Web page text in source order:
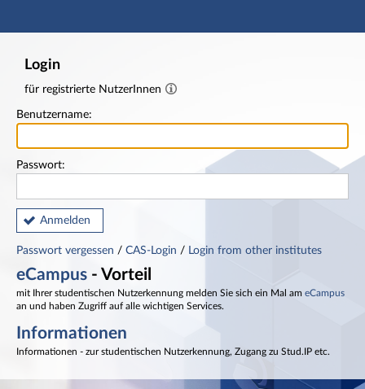
Hauptnavigation
Login
für registrierte NutzerInnen
Benutzername:
Passwort:
Anmelden
Passwort vergessen / CAS-Login / Login from other institutes
eCampus - Vorteil
mit Ihrer studentischen Nutzerkennung melden Sie sich ein Mal am eCampus
an und haben Zugriff auf alle wichtigen Services.
Informationen
Informationen - zur studentischen Nutzerkennung, Zugang zu Stud.IP etc.